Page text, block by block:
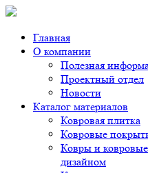
Главная
О компании
Полезная
Проектный отдел
Новости
Каталог материалов
Ковровая плитка
Ковровые
Ковры и
дизайном